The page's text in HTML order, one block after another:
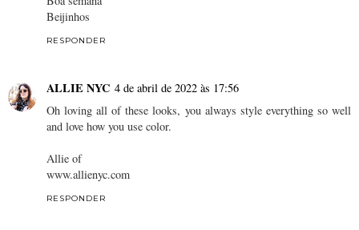
Beijinhos
RESPONDER
ALLIE NYC 4 de abril de 2022 às 17:56
Oh loving all of these looks, you always style everything so well
and love how you use color.
Allie of
www.allienyc.com
RESPONDER